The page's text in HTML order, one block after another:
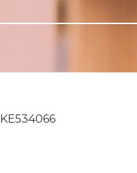
KE534066